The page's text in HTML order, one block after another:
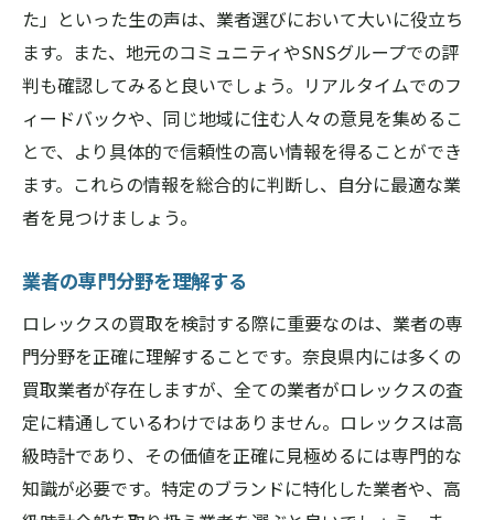
た」といった生の声は、業者選びにおいて大いに役立ち
ます。また、地元のコミュニティやSNSグループでの評
判も確認してみると良いでしょう。リアルタイムでのフ
ィードバックや、同じ地域に住む人々の意見を集めるこ
とで、より具体的で信頼性の高い情報を得ることができ
ます。これらの情報を総合的に判断し、自分に最適な業
者を見つけましょう。
業者の専門分野を理解する
ロレックスの買取を検討する際に重要なのは、業者の専
門分野を正確に理解することです。奈良県内には多くの
買取業者が存在しますが、全ての業者がロレックスの査
定に精通しているわけではありません。ロレックスは高
級時計であり、その価値を正確に見極めるには専門的な
知識が必要です。特定のブランドに特化した業者や、高